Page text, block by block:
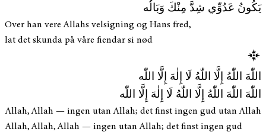
يَكُونُ عَدُوِّي شِدَّ مِنْكَ وَبَالُه
Over han vere Allahs velsigning og Hans fred,
lat det skunda på våre fiendar si nød
اللّٰهَ اللّٰهُ إِلَّا اللّٰهُ لَا إِلٰهَ إِلَّا اللّٰه
اللّٰهَ اللّٰهَ اللّٰهُ إِلَّا اللّٰهُ لَا إِلٰهَ إِلَّا اللّٰه
Allah, Allah — ingen utan Allah; det finst ingen gud utan Allah
Allah, Allah, Allah — ingen utan Allah; det finst ingen gud